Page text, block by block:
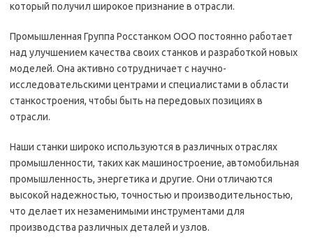
который получил широкое признание в отрасли.
Промышленная Группа Росстанком ООО постоянно работает
над улучшением качества своих станков и разработкой новых
моделей. Она активно сотрудничает с научно-
исследовательскими центрами и специалистами в области
станкостроения, чтобы быть на передовых позициях в
отрасли.
Наши станки широко используются в различных отраслях
промышленности, таких как машиностроение, автомобильная
промышленность, энергетика и другие. Они отличаются
высокой надежностью, точностью и производительностью,
что делает их незаменимыми инструментами для
производства различных деталей и узлов.